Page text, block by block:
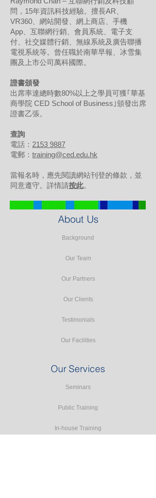
問，15年資訊科技經驗。擅長AR、
VR360、網站開發、網上商店、手機
App、互聯網行銷、會員系統、電子支
付、社交媒體行銷、無線系統及廣告聯播
電視系統等。曾任職於南華早報、冰雪集
團及上市公司萬科國際。
證書頒發
出席率達總時數80%以上之學員可獲｢華基
商學院 CED School of Business｣頒發出席
證書乙張。
查詢
電話： 2153 9887
電郵： training@ced.edu.hk
當報名時，應先閱讀網站刊登的條款，並
同意遵守。詳情請按此。
About Us
Background
Our Team
Our Partners
Our Clients
Testimonials
Our Facilities
Our Services
Seminars
Public Training
In-house Training